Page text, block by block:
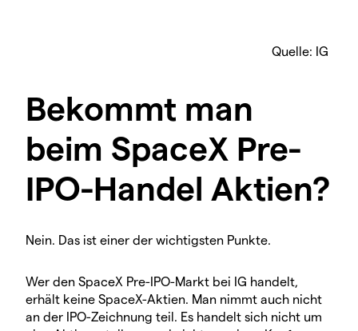
Quelle: IG
Bekommt man
beim SpaceX Pre-
IPO-Handel Aktien?
Nein. Das ist einer der wichtigsten Punkte.
Wer den SpaceX Pre-IPO-Markt bei IG handelt,
erhält keine SpaceX-Aktien. Man nimmt auch nicht
an der IPO-Zeichnung teil. Es handelt sich nicht um